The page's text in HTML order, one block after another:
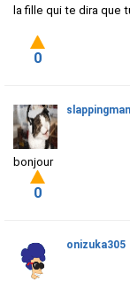
la fille qui te dira que
0
slappingman
bonjour
0
onizuka305